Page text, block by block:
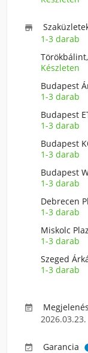

1-3 darab
Készleten
Budapest
1-3 darab
Budapest
1-3 darab
Budapest
1-3 darab
Budapest
1-3 darab
Debrecen
1-3 darab
Miskolc
1-3 darab
Szeged
1-3 darab

Megjelenés
2026.03.23.
 Garancia